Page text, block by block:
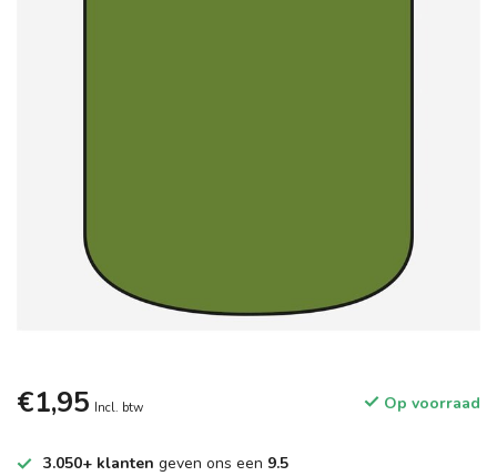
€1,95 Incl. btw Op voorraad
3.050+ klanten geven ons een 9.5